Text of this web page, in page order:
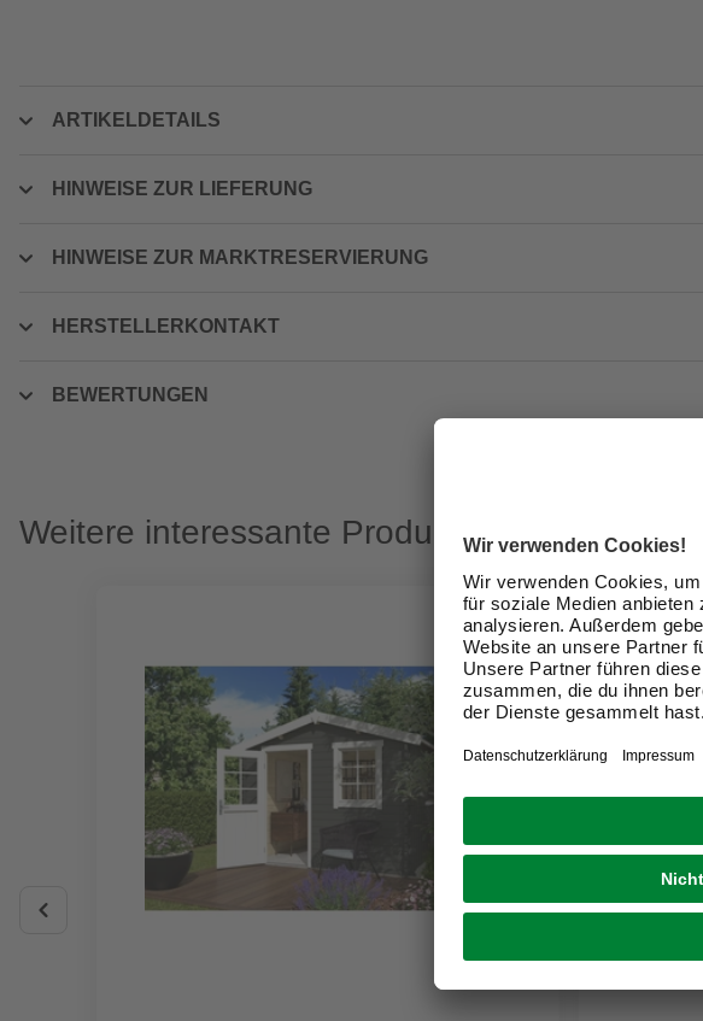
ARTIKELDETAILS
HINWEISE ZUR LIEFERUNG
HINWEISE ZUR MARKTRESERVIERUNG
HERSTELLERKONTAKT
BEWERTUNGEN
Weitere interessante Produkte